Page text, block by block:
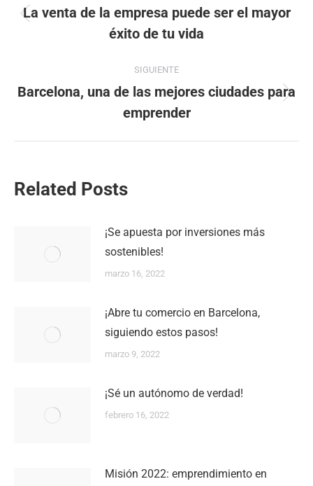
entre
Publicación
anterior:
La venta de la empresa puede ser el mayor
éxito de tu vida
SIGUIENTE
Publicación
siguiente:
Barcelona, una de las mejores ciudades para
emprender
Related Posts
¡Se apuesta por inversiones más
sostenibles!
marzo 16, 2022
¡Abre tu comercio en Barcelona,
siguiendo estos pasos!
marzo 9, 2022
¡Sé un autónomo de verdad!
febrero 16, 2022
Misión 2022: emprendimiento en